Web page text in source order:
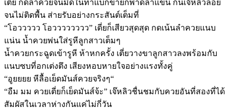
เตี่ย กดลำควยจนมิดในท่าแบกขายกพาดลำแขน ก้นเจ๊หลิวลอย
จนไม่ติดพื้น ส่ายรับอย่างกระสันต์เต็มที่
“โอววววว โอวววววววว” เตี่ยก็เสียวสุดสุด กดเน้นลำควยแนบ
แน่น น้ำควยพ่นใส่รูหีลูกสาวเต็มๆ
น้ำควยกระฉูดเข้ารูหี ห้าหกครั้ง เตี่ยวางขาลูกสาวลงพร้อมกับ
แนบซบที่อกเต่งตึง เสียงหอบหายใจอย่างแรงทั้งคู่
“อูยยยย หีลื้อเย็ดมันส์ควยจริงๆ“
“อืม มม ควยเตี่ยก็เย็ดมันส์จ้ะ” เจ๊หลิวชื่นชมกับควยอันที่สองที่ได้
สัมผัสในเวลาห่างกันแค่ไม่กี่วัน